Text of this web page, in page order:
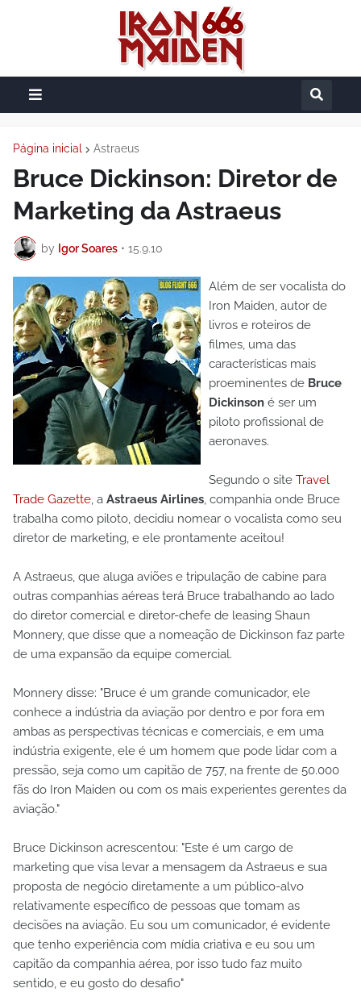
Página inicial Astraeus
Bruce Dickinson: Diretor de
Marketing da Astraeus
by Igor Soares • 15.9.10
Além de ser vocalista do
Iron Maiden, autor de
livros e roteiros de
filmes, uma das
características mais
proeminentes de Bruce
Dickinson é ser um
piloto profissional de
aeronaves.
Segundo o site Travel
Trade Gazette, a Astraeus Airlines, companhia onde Bruce
trabalha como piloto, decidiu nomear o vocalista como seu
diretor de marketing, e ele prontamente aceitou!
A Astraeus, que aluga aviões e tripulação de cabine para
outras companhias aéreas terá Bruce trabalhando ao lado
do diretor comercial e diretor-chefe de leasing Shaun
Monnery, que disse que a nomeação de Dickinson faz parte
de uma expansão da equipe comercial.
Monnery disse: "Bruce é um grande comunicador, ele
conhece a indústria da aviação por dentro e por fora em
ambas as perspectivas técnicas e comerciais, e em uma
indústria exigente, ele é um homem que pode lidar com a
pressão, seja como um capitão de 757, na frente de 50.000
fãs do Iron Maiden ou com os mais experientes gerentes da
aviação."
Bruce Dickinson acrescentou: "Este é um cargo de
marketing que visa levar a mensagem da Astraeus e sua
proposta de negócio diretamente a um público-alvo
relativamente específico de pessoas que tomam as
decisões na aviação. Eu sou um comunicador, é evidente
que tenho experiência com mídia criativa e eu sou um
capitão da companhia aérea, por isso tudo faz muito
sentido, e eu gosto do desafio"